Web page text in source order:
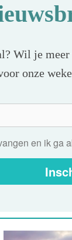
Wil je
onze
en ik ga